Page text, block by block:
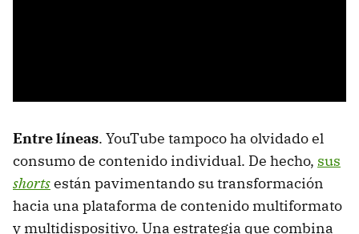
Entre líneas. YouTube tampoco ha olvidado el
consumo de contenido individual. De hecho, sus
shortsestán pavimentando su transformación
hacia una plataforma de contenido multiformato
y multidispositivo. Una estrategia que combina